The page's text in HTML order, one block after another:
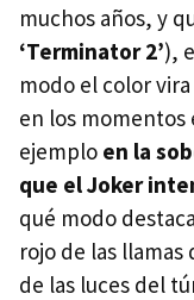
muchos años, y
‘Terminator 2’),
modo el color
en los momentos
ejemplo en la
que el Joker
qué modo
rojo de las
de las luces del